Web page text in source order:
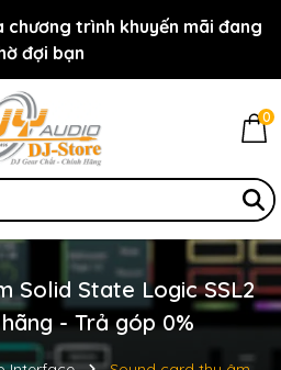
với cửa hàng NY Audio - DJ
Store
chương trình khuyến mãi đang
đợi bạn
0
Solid State Logic SSL2
hãng - Trả góp 0%